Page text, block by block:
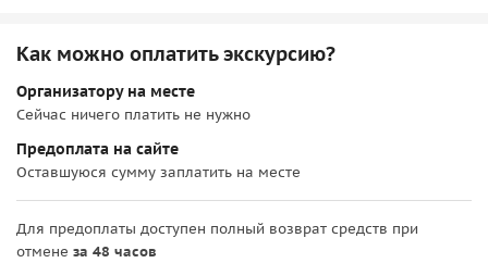
Как можно оплатить экскурсию?
Организатору на месте
Сейчас ничего платить не нужно
Предоплата на сайте
Оставшуюся сумму заплатить на месте
Для предоплаты доступен полный возврат средств при
отмене за 48 часов